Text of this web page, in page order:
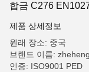
합금 C276
제품 상세정보
원래 장소: 중국
브랜드 이름: zheheng
인증: ISO9001 PED